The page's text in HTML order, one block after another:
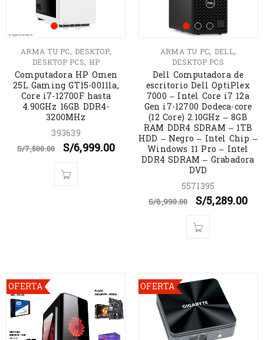
ARMA TU PC, DESKTOP,
DESKTOP PCS, HP
Computadora HP Omen
25L Gaming GT15-0011la,
Core i7-12700F hasta
4.90GHz 16GB DDR4-
3200MHz
393639
S/7,500.00 S/6,999.00
ARMA TU PC, DELL,
DESKTOP PCS
Dell Computadora de
escritorio Dell OptiPlex
7000 – Intel Core i7 12a
Gen i7-12700 Dodeca-core
(12 Core) 2.10GHz – 8GB
RAM DDR4 SDRAM – 1TB
HDD – Negro – Intel Chip –
Windows 11 Pro – Intel
DDR4 SDRAM – Grabadora
DVD
5571395
S/8,990.00 S/5,289.00
OFERTA OFERTA